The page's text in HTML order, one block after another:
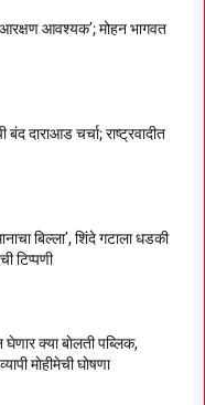
आवश्यक’; मोहन भागवत
बंद दाराआड चर्चा; राष्ट्रवादीत
बिल्ला’, शिंदे गटाला धडकी
टिप्पणी
घेणार क्या बाेलती पब्लिक,
माेहीमेची घाेषणा